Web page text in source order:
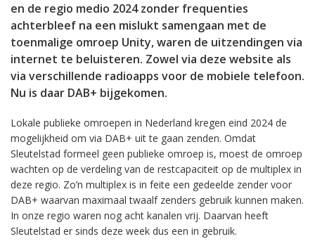
en de regio medio 2024 zonder frequenties
achterbleef na een mislukt samengaan met de
toenmalige omroep Unity, waren de uitzendingen via
internet te beluisteren. Zowel via deze website als
via verschillende radioapps voor de mobiele telefoon.
Nu is daar DAB+ bijgekomen.
Lokale publieke omroepen in Nederland kregen eind 2024 de
mogelijkheid om via DAB+ uit te gaan zenden. Omdat
Sleutelstad formeel geen publieke omroep is, moest de omroep
wachten op de verdeling van de restcapaciteit op de multiplex in
deze regio. Zo’n multiplex is in feite een gedeelde zender voor
DAB+ waarvan maximaal twaalf zenders gebruik kunnen maken.
In onze regio waren nog acht kanalen vrij. Daarvan heeft
Sleutelstad er sinds deze week dus een in gebruik.